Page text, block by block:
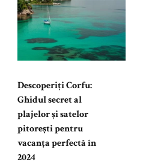
Descoperiți Corfu:
Ghidul secret al
plajelor și satelor
pitorești pentru
vacanța perfectă în
2024